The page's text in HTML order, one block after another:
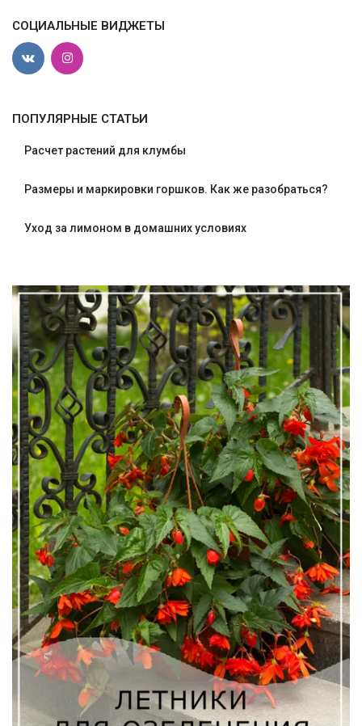
СОЦИАЛЬНЫЕ ВИДЖЕТЫ
ПОПУЛЯРНЫЕ СТАТЬИ
Расчет растений для клумбы
Размеры и маркировки горшков. Как же разобраться?
Уход за лимоном в домашних условиях